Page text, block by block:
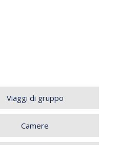
Viaggi di gruppo
Camere